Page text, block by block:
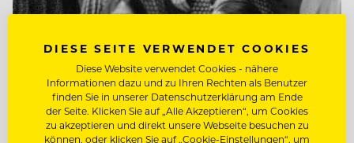
TOP ARBEITGEBER
Naturhotel Bauernhofer
DIESE SEITE VERWENDET COOKIES
Diese Website verwendet Cookies - nähere
Informationen dazu und zu Ihren Rechten als Benutzer
finden Sie in unserer Datenschutzerklärung am Ende
der Seite. Klicken Sie auf „Alle Akzeptieren“, um Cookies
zu akzeptieren und direkt unsere Webseite besuchen zu
können, oder klicken Sie auf „Cookie-Einstellungen“, um